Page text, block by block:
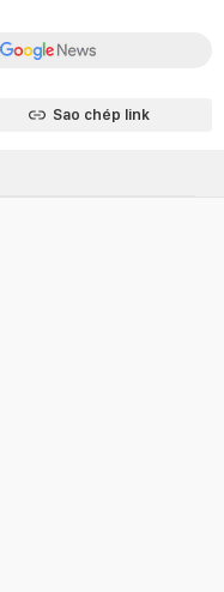
Sao chép link